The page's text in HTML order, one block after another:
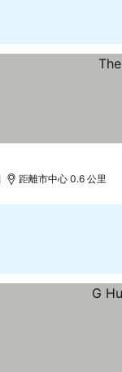
距離市中心 0.6 公里